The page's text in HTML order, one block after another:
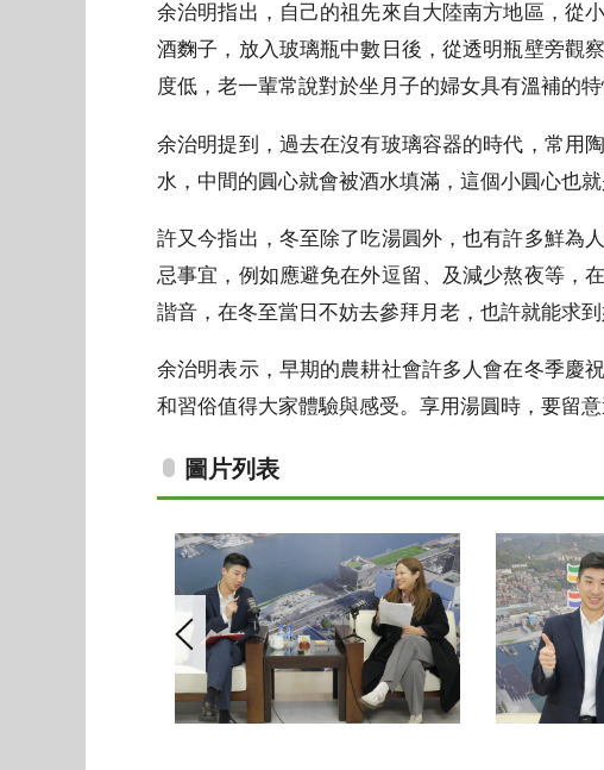
余治明指出，自己的祖先來自大陸南方地區，從
酒麴子，放入玻璃瓶中數日後，從透明瓶壁旁觀
度低，老一輩常說對於坐月子的婦女具有溫補的特
余治明提到，過去在沒有玻璃容器的時代，常用
水，中間的圓心就會被酒水填滿，這個小圓心也就
許又今指出，冬至除了吃湯圓外，也有許多鮮為
忌事宜，例如應避免在外逗留、及減少熬夜等，
諧音，在冬至當日不妨去參拜月老，也許就能求到
余治明表示，早期的農耕社會許多人會在冬季慶
和習俗值得大家體驗與感受。享用湯圓時，要留
圖片列表